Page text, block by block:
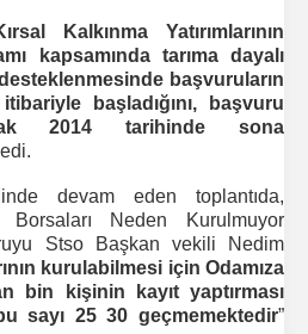
Kalkınma Yatırımlarının
kapsamında tarıma dayalı
başvuruların
başladığını, başvuru
2014 tarihinde sona
devam eden toplantıda,
Borsaları Neden Kurulmuyor
Stso Başkan vekili Nedim
kurulabilmesi için Odamıza
bin kişinin kayıt yaptırması
sayı 25 30 geçmemektedir”